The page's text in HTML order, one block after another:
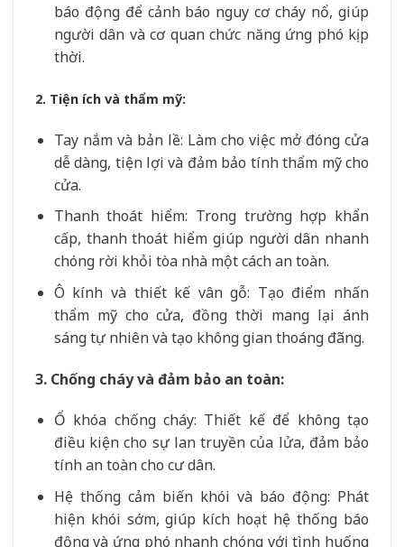
báo động để cảnh báo nguy cơ cháy nổ, giúp
người dân và cơ quan chức năng ứng phó kịp
thời.
2. Tiện ích và thẩm mỹ:
Tay nắm và bản lề: Làm cho việc mở đóng cửa
dễ dàng, tiện lợi và đảm bảo tính thẩm mỹ cho
cửa.
Thanh thoát hiểm: Trong trường hợp khẩn
cấp, thanh thoát hiểm giúp người dân nhanh
chóng rời khỏi tòa nhà một cách an toàn.
Ô kính và thiết kế vân gỗ: Tạo điểm nhấn
thẩm mỹ cho cửa, đồng thời mang lại ánh
sáng tự nhiên và tạo không gian thoáng đãng.
3. Chống cháy và đảm bảo an toàn:
Ổ khóa chống cháy: Thiết kế để không tạo
điều kiện cho sự lan truyền của lửa, đảm bảo
tính an toàn cho cư dân.
Hệ thống cảm biến khói và báo động: Phát
hiện khói sớm, giúp kích hoạt hệ thống báo
động và ứng phó nhanh chóng với tình huống